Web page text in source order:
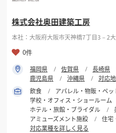
株式会社奥田建築工房
本社：大阪府大阪市天神橋7丁目3－2
0件
福岡県 佐賀県 長崎県
鹿児島県
沖縄県
対応
飲食
アパレル・物販・ペッ
学校・オフィス・ショールーム
ホテル・旅館・ブライダル
アミューズメント施設
住宅
対応業種を詳しく見る